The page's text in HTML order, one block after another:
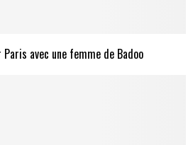
avec une femme de Badoo